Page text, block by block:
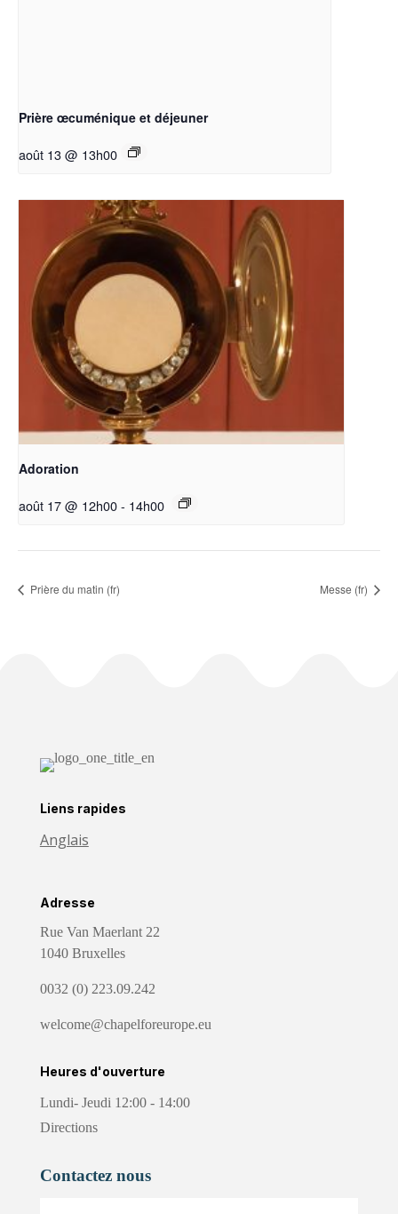
Prière œcuménique et déjeuner
août 13 @ 13h00
Adoration
août 17 @ 12h00- 14h00
Prière du matin (fr) Messe (fr)
Liens rapides
Anglais
Adresse
Rue Van Maerlant 22
1040 Bruxelles
0032 (0) 223.09.242
welcome@chapelforeurope.eu
Heures d'ouverture
Lundi- Jeudi 12:00 - 14:00
Directions
Contactez nous